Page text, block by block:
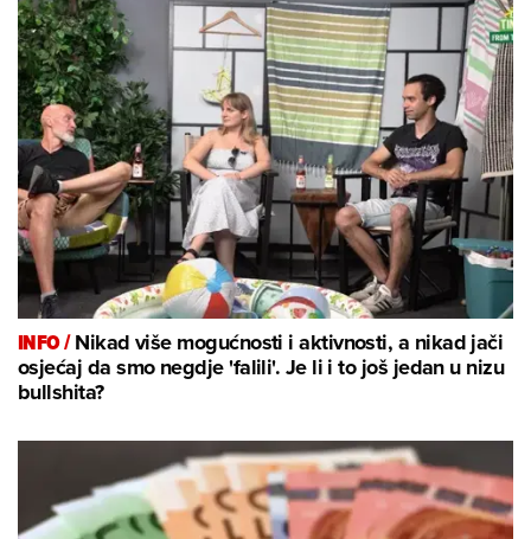
INFO /Nikad više mogućnosti i aktivnosti, a nikad jači
osjećaj da smo negdje 'falili'. Je li i to još jedan u nizu
bullshita?